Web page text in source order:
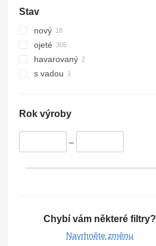
Stav
nový
ojeté
havarovaný
s vadou
Rok výroby
–
Chybí vám některé filtry?
Navrhněte změnu